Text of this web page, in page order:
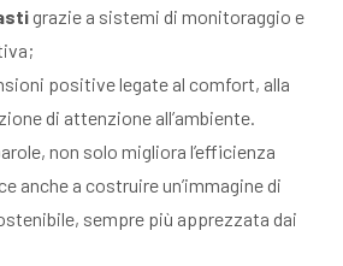
grazie a sistemi di monitoraggio e
positive legate al comfort, alla
di attenzione all’ambiente.
non solo migliora l’efficienza
anche a costruire un’immagine di
sempre più apprezzata dai